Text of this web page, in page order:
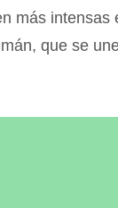
más intensas
que se